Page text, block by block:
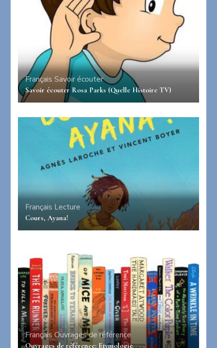
Français Savoir écouter
Savoir écouter Rosa Parks (Quelle Histoire TV)
Français Lecture
Cours, Ayana!
Français Ouvrages de référence
Ouvrages de référence: Etymologie